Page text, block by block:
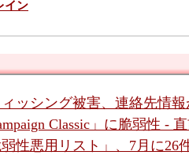
イン
ッシング被害、連絡先情
Classic」に脆弱性 -
性悪用リスト」、7月に26